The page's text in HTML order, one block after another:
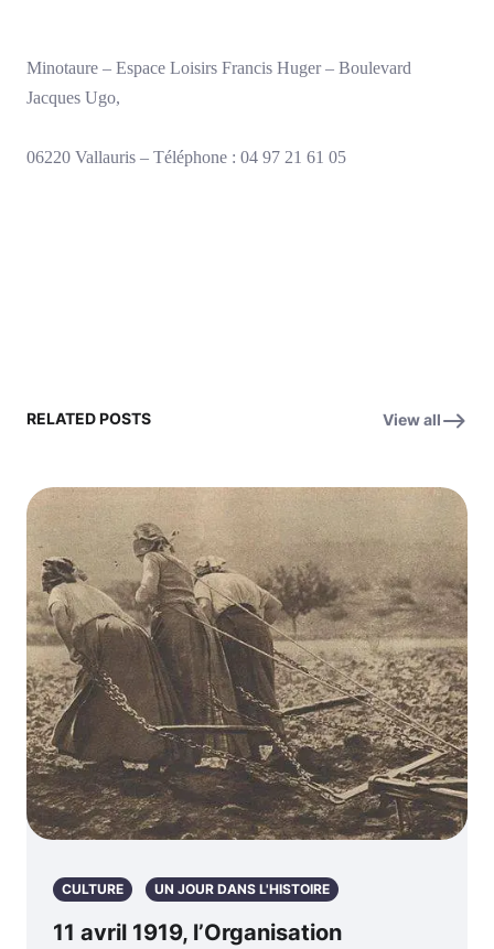
Minotaure – Espace Loisirs Francis Huger – Boulevard
Jacques Ugo,
06220 Vallauris – Téléphone : 04 97 21 61 05
RELATED POSTS View all
CULTURE UN JOUR DANS L'HISTOIRE
11 avril 1919, l’Organisation